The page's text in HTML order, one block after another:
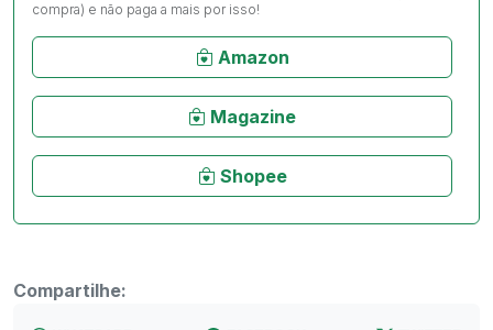
compra) e não paga a mais por isso!
Amazon
Magazine
Shopee
Compartilhe: